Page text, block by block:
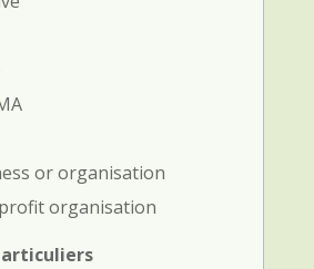
or organisation
organisation